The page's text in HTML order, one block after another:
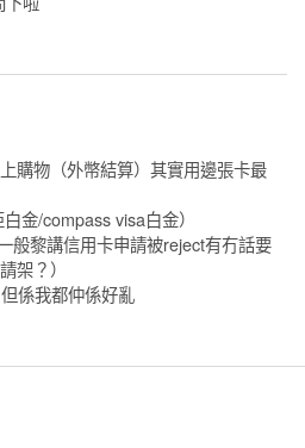
購物（外幣結算）其實用邊張卡最
白金/compass visa白金）
般黎講信用卡申請被reject有冇話要
架？）
係我都仲係好亂